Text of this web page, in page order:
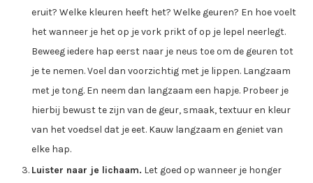
eruit? Welke kleuren heeft het? Welke geuren? En hoe voelt
het wanneer je het op je vork prikt of op je lepel neerlegt.
Beweeg iedere hap eerst naar je neus toe om de geuren tot
je te nemen. Voel dan voorzichtig met je lippen. Langzaam
met je tong. En neem dan langzaam een hapje. Probeer je
hierbij bewust te zijn van de geur, smaak, textuur en kleur
van het voedsel dat je eet. Kauw langzaam en geniet van
elke hap.
Luister naar je lichaam. Let goed op wanneer je honger